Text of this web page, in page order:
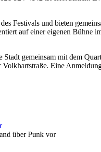
Festivals und bieten
auf einer eigenen Bühne
gemeinsam mit dem
Eine
über Punk vor